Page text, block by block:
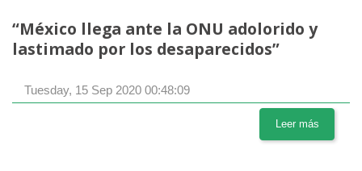
“México llega ante la ONU adolorido y
lastimado por los desaparecidos”
Tuesday, 15 Sep 2020 00:48:09
Leer más